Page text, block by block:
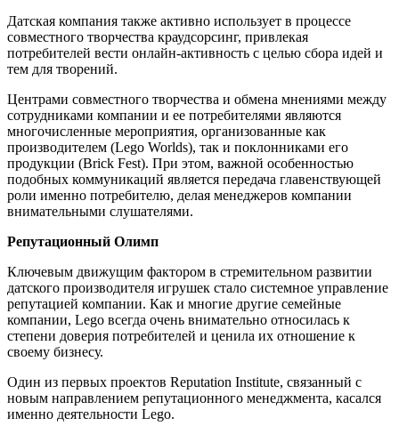
Датская компания также активно использует в процессе
совместного творчества краудсорсинг, привлекая
потребителей вести онлайн-активность с целью сбора идей и
тем для творений.
Центрами совместного творчества и обмена мнениями между
сотрудниками компании и ее потребителями являются
многочисленные мероприятия, организованные как
производителем (Lego Worlds), так и поклонниками его
продукции (Brick Fest). При этом, важной особенностью
подобных коммуникаций является передача главенствующей
роли именно потребителю, делая менеджеров компании
внимательными слушателями.
Репутационный Олимп
Ключевым движущим фактором в стремительном развитии
датского производителя игрушек стало системное управление
репутацией компании. Как и многие другие семейные
компании, Lego всегда очень внимательно относилась к
степени доверия потребителей и ценила их отношение к
своему бизнесу.
Один из первых проектов Reputation Institute, связанный с
новым направлением репутационного менеджмента, касался
именно деятельности Lego.